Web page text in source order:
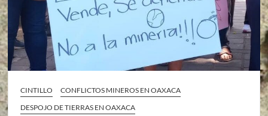
CINTILLO
CONFLICTOS MINEROS EN OAXACA
DESPOJO DE TIERRAS EN OAXACA